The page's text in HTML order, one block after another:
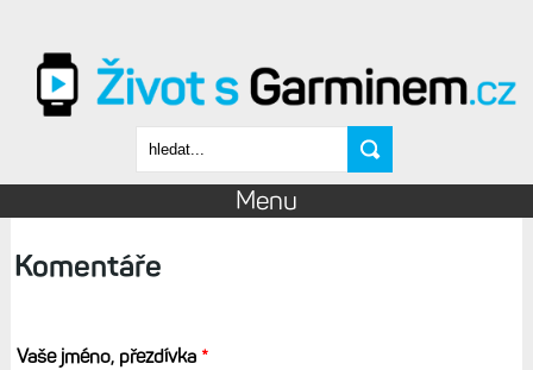
Vyhledávání
Menu
Komentáře
Vaše jméno, přezdívka *